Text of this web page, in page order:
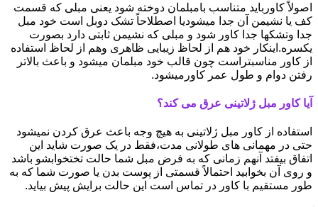
اصولاً کاورباید متناسب بامبلمان دوخته شود یعنی مبلی که قسمت
کف یا نشیمن آن جدا میشودیا اصطلاحاً تشک دوبل است خود مبل
جدا وتشکها جدا کاور شود و مبلی که نشیمن ثابتی دارد بصورت
یکسره.اینکار خود هم از لحاظ زیبایی ظاهری وهم از لحاظ استفاده
از کاور مناسبتراست چون قالب خود مبلمان میشود و باعث بالاتر
رفتن دوام و طول عمر کاورمیشود.
آیا کاور مبل ژلاتینی عرق می کند؟
استفاده از کاور مبل ژلاتینی به هیچ وجه باعث عرق کردن نمیشود
حتی در مهمانی های طولانی مدت،فقط در یک صورت شاید این
اتفاق بیفتد آنهم زمانی که به فرض مبل شما حالت تختخوابشو باشد
و روی آن بخوابید احتمالاً قسمتی از پوست بدن یا صورت شما که به
طور مستقیم با کاور در تماس است این حالت برایش پیش بیاید.